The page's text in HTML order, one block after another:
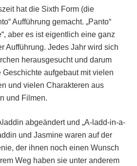
hat die Sixth Form (die
Aufführung gemacht. „Panto“
aber es ist eigentlich eine ganz
Aufführung. Jedes Jahr wird sich
herausgesucht und darum
aufgebaut mit vielen
und vielen Charakteren aus
und Filmen.
abgeändert und „A-ladd-in-a-
und Jasmine waren auf der
der ihnen noch einen Wunsch
Weg haben sie unter anderem